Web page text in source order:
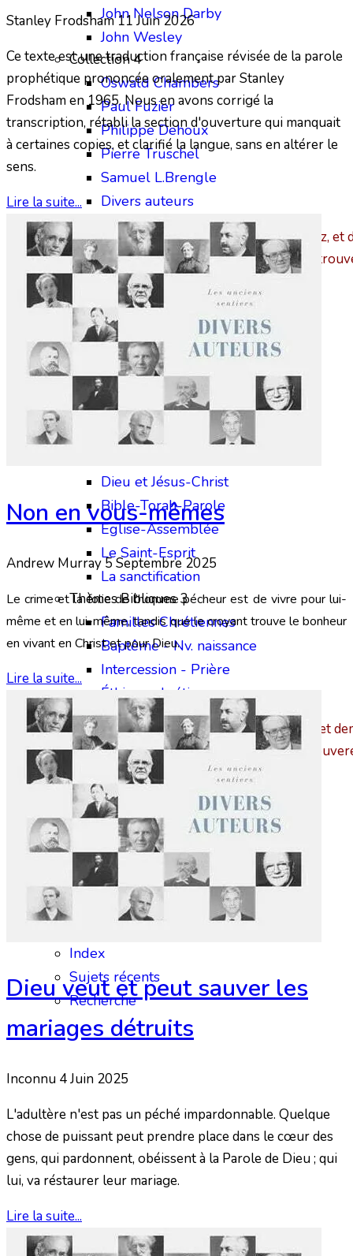
John Nelson Darby
John Wesley
Collection 4
Oswald Chambers
Paul Fuzier
Philippe Dehoux
Pierre Truschel
Samuel L.Brengle
Divers auteurs
« Placez-vous sur les chemins, regardez,
marchez-y, et vous
Themes Bibliques
Thèmes Bibliques 1
Eschatologie
Apostasie - Séductions
Croissance - Victoire
Epreuves - Souffrances
La Croix et le Sang
Dieu et Jésus-Christ
Bible-Torah-Parole
Eglise-Assemblée
Le Saint-Esprit
La sanctification
Thèmes Bibliques 3
Familles Chrétiennes
Baptême - Nv. naissance
Intercession - Prière
Éthique chrétienne
« Placez-vous sur les chemins, regardez, et
bonne voie ; marchez-y, et vous
Multimédia
Audios et Vidéos
Livres numériques
Nos livres papier
Sept livres importants
Clément Le Cossec
Index
Sujets récents
Recherche
Stanley Frodsham 11 Juin 2026
Ce texte est une traduction française révisée de la parole
prophétique prononcée oralement par Stanley
Frodsham en 1965. Nous en avons corrigé la
transcription, rétabli la section d'ouverture qui manquait
à certaines copies, et clarifié la langue, sans en altérer le
sens.
Lire la suite...
Non en vous-mêmes
Andrew Murray5 Septembre 2025
Le crime et la folie de l'homme pécheur est de vivre pour lui-
même et en lui-même, tandis que le croyant trouve le bonheur
en vivant en Christ et pour Dieu.
Lire la suite...
Dieu veut et peut sauver les
mariages détruits
Inconnu 4 Juin 2025
L'adultère n'est pas un péché impardonnable. Quelque
chose de puissant peut prendre place dans le cœur des
gens, qui pardonnent, obéissent à la Parole de Dieu ; qui
lui, va réstaurer leur mariage.
Lire la suite...